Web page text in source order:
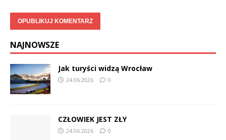
NAJNOWSZE
Jak turyści widzą Wrocław
24.06.2026 0
CZŁOWIEK JEST ZŁY
24.06.2026 0